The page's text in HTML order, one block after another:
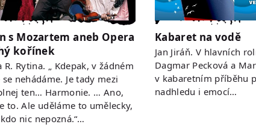
s Mozartem aneb Opera
kořínek
R. Rytina. „ Kdepak, v žádném
nehádáme. Je tady mezi
ten… Harmonie. … Ano,
to. Ale uděláme to umělecky,
nic nepozná.“…
Kabaret na vodě
Jan Jiráň. V hlavních
Dagmar Pecková a
v kabaretním příběhu
nadhledu i emocí…